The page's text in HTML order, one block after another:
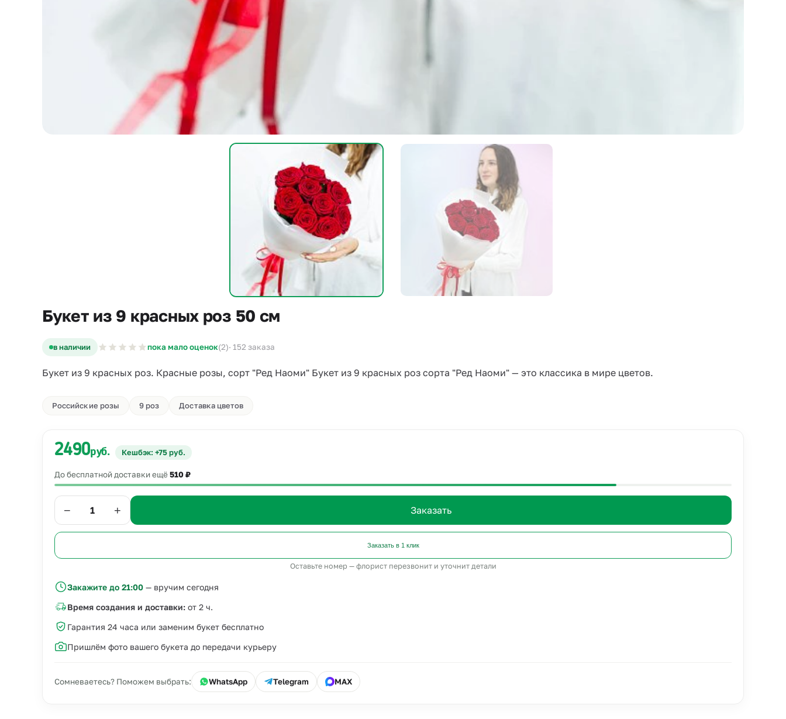
Букет из 9 красных роз 50 см
в наличии пока мало оценок(2)· 152 заказа
Букет из 9 красных роз. Красные розы, сорт "Ред Наоми" Букет из 9 красных роз сорта "Ред Наоми" — это классика в мире цветов.
Российские розы 9 роз Доставка цветов
2490руб. Кешбэк: +75 руб.
До бесплатной доставки ещё510 ₽
− + Заказать
Заказать в 1 клик
Оставьте номер — флорист перезвонит и уточнит детали
Закажите до 21:00 — вручим сегодня
Время создания и доставки: от 2 ч.
Гарантия 24 часа или заменим букет бесплатно
Пришлём фото вашего букета до передачи курьеру
Сомневаетесь? Поможем выбрать: WhatsApp Telegram MAX